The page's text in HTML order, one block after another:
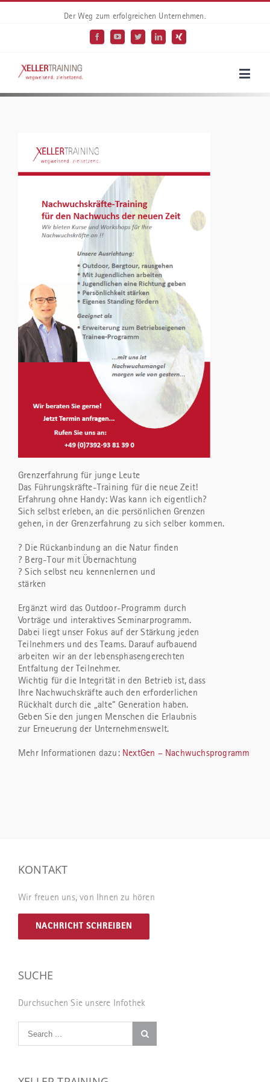
Der Weg zum erfolgreichen Unternehmen.
Grenzerfahrung für junge Leute
Das Führungskräfte-Training für die neue Zeit!
Erfahrung ohne Handy: Was kann ich eigentlich?
Sich selbst erleben, an die persönlichen Grenzen
gehen, in der Grenzerfahrung zu sich selber kommen.
? Die Rückanbindung an die Natur finden
? Berg-Tour mit Übernachtung
? Sich selbst neu kennenlernen und
stärken
Ergänzt wird das Outdoor-Programm durch
Vorträge und interaktives Seminarprogramm.
Dabei liegt unser Fokus auf der Stärkung jeden
Teilnehmers und des Teams. Darauf aufbauend
arbeiten wir an der lebensphasengerechten
Entfaltung der Teilnehmer.
Wichtig für die Integrität in den Betrieb ist, dass
Ihre Nachwuchskräfte auch den erforderlichen
Rückhalt durch die „alte“ Generation haben.
Geben Sie den jungen Menschen die Erlaubnis
zur Erneuerung der Unternehmenswelt.
Mehr Informationen dazu: NextGen – Nachwuchsprogramm
KONTAKT
Wir freuen uns, von Ihnen zu hören
NACHRICHT SCHREIBEN
SUCHE
Durchsuchen Sie unsere Infothek